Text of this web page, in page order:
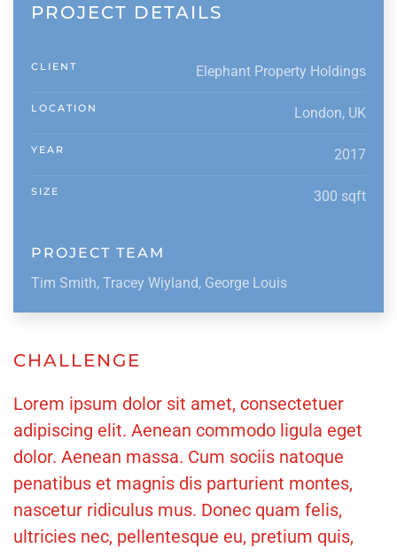
PROJECT DETAILS
CLIENT Elephant Property Holdings
LOCATION London, UK
YEAR 2017
SIZE 300 sqft
PROJECT TEAM
Tim Smith, Tracey Wiyland, George Louis
CHALLENGE
Lorem ipsum dolor sit amet, consectetuer
adipiscing elit. Aenean commodo ligula eget
dolor. Aenean massa. Cum sociis natoque
penatibus et magnis dis parturient montes,
nascetur ridiculus mus. Donec quam felis,
ultricies nec, pellentesque eu, pretium quis,